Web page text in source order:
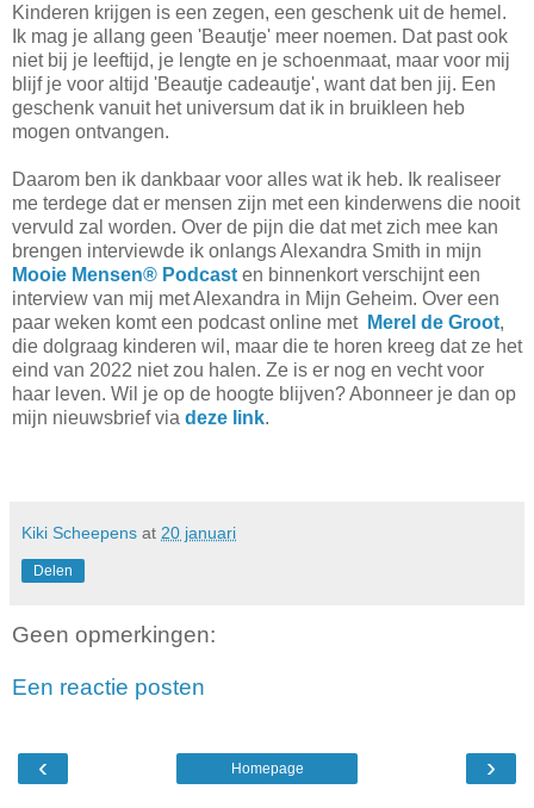
Kinderen krijgen is een zegen, een geschenk uit de hemel.
Ik mag je allang geen 'Beautje' meer noemen. Dat past ook
niet bij je leeftijd, je lengte en je schoenmaat, maar voor mij
blijf je voor altijd 'Beautje cadeautje', want dat ben jij. Een
geschenk vanuit het universum dat ik in bruikleen heb
mogen ontvangen.
Daarom ben ik dankbaar voor alles wat ik heb. Ik realiseer
me terdege dat er mensen zijn met een kinderwens die nooit
vervuld zal worden. Over de pijn die dat met zich mee kan
brengen interviewde ik onlangs Alexandra Smith in mijn
Mooie Mensen® Podcast en binnenkort verschijnt een
interview van mij met Alexandra in Mijn Geheim. Over een
paar weken komt een podcast online met Merel de Groot,
die dolgraag kinderen wil, maar die te horen kreeg dat ze het
eind van 2022 niet zou halen. Ze is er nog en vecht voor
haar leven. Wil je op de hoogte blijven? Abonneer je dan op
mijn nieuwsbrief via deze link.
Kiki Scheepens at 20 januari
Delen
Geen opmerkingen:
Een reactie posten
‹ ›
Homepage